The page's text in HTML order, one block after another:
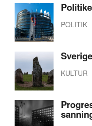
POLITIK
KULTUR